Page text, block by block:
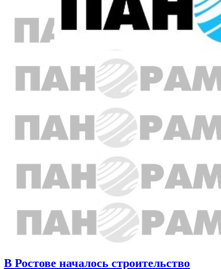
В Ростове началось строительство